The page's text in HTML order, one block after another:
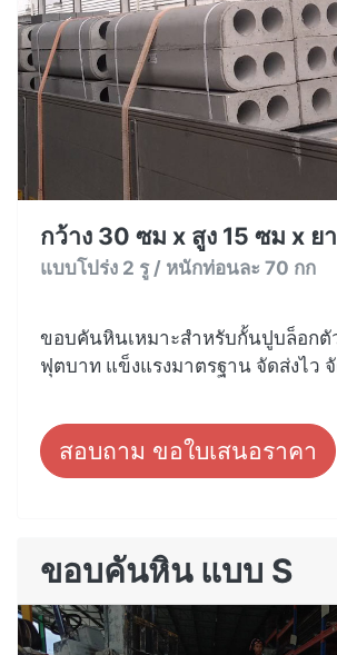
กว้าง 30 ซม x สูง 15 ซม x ย
แบบโปร่ง 2 รู / หนักท่อนละ 70 กก
ขอบคันหินเหมาะสำหรับกั้นปูบล็อก
ฟุตบาท แข็งแรงมาตรฐาน จัดส่งไว
สอบถาม ขอใบเสนอราคา
ขอบคันหิน แบบ S